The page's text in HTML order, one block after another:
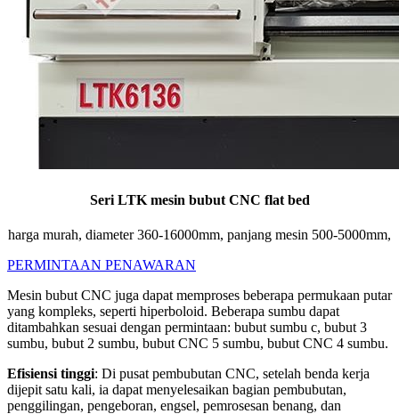
Seri LTK mesin bubut CNC flat bed
harga murah, diameter 360-16000mm, panjang mesin 500-5000mm,
PERMINTAAN PENAWARAN
Mesin bubut CNC juga dapat memproses beberapa permukaan putar
yang kompleks, seperti hiperboloid. Beberapa sumbu dapat
ditambahkan sesuai dengan permintaan: bubut sumbu c, bubut 3
sumbu, bubut 2 sumbu, bubut CNC 5 sumbu, bubut CNC 4 sumbu.
Efisiensi tinggi: Di pusat pembubutan CNC, setelah benda kerja
dijepit satu kali, ia dapat menyelesaikan bagian pembubutan,
penggilingan, pengeboran, engsel, pemrosesan benang, dan